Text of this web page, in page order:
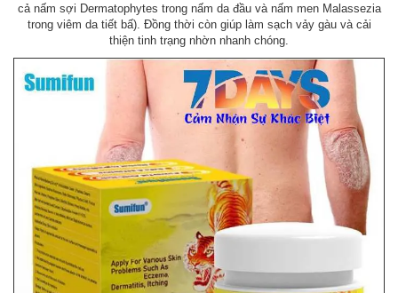
cả nấm sợi Dermatophytes trong nấm da đầu và nấm men Malassezia
trong viêm da tiết bấ). Đồng thời còn giúp làm sạch vảy gàu và cải
thiện tinh trạng nhờn nhanh chóng.